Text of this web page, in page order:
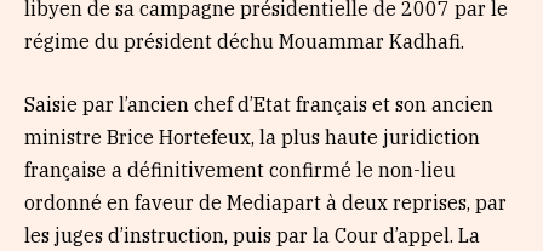
libyen de sa campagne présidentielle de 2007 par le
régime du président déchu Mouammar Kadhafi.
Saisie par l’ancien chef d’Etat français et son ancien
ministre Brice Hortefeux, la plus haute juridiction
française a définitivement confirmé le non-lieu
ordonné en faveur de Mediapart à deux reprises, par
les juges d’instruction, puis par la Cour d’appel. La